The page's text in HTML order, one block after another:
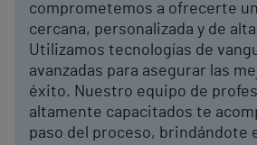
comprometemos a ofrecerte
cercana, personalizada y de
Utilizamos tecnologías de
avanzadas para asegurar las
éxito. Nuestro equipo de
altamente capacitados te
paso del proceso, brindándote